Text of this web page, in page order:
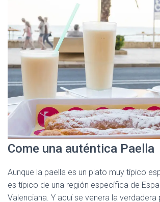
Come una auténtica Paella
Aunque la paella es un plato muy típico
es típico de una región específica de
Valenciana. Y aquí se venera la